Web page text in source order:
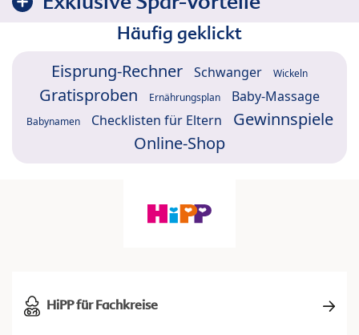
Häufig geklickt
Eisprung-Rechner Schwanger Wickeln
Gratisproben Ernährungsplan Baby-Massage
Babynamen Checklisten für Eltern
Gewinnspiele
Online-Shop
HiPP für Fachkreise